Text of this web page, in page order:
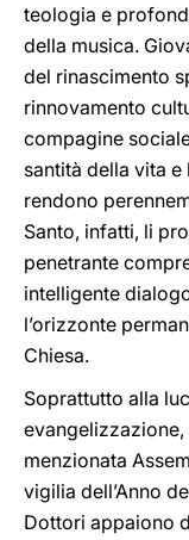
teologia e
della musica.
del rinascimento
rinnovamento
compagine
santità della vita
rendono
Santo, infatti, li
penetrante
intelligente
l’orizzonte
Chiesa.
Soprattutto alla
evangelizzazione,
menzionata
vigilia dell’Anno
Dottori appaiono